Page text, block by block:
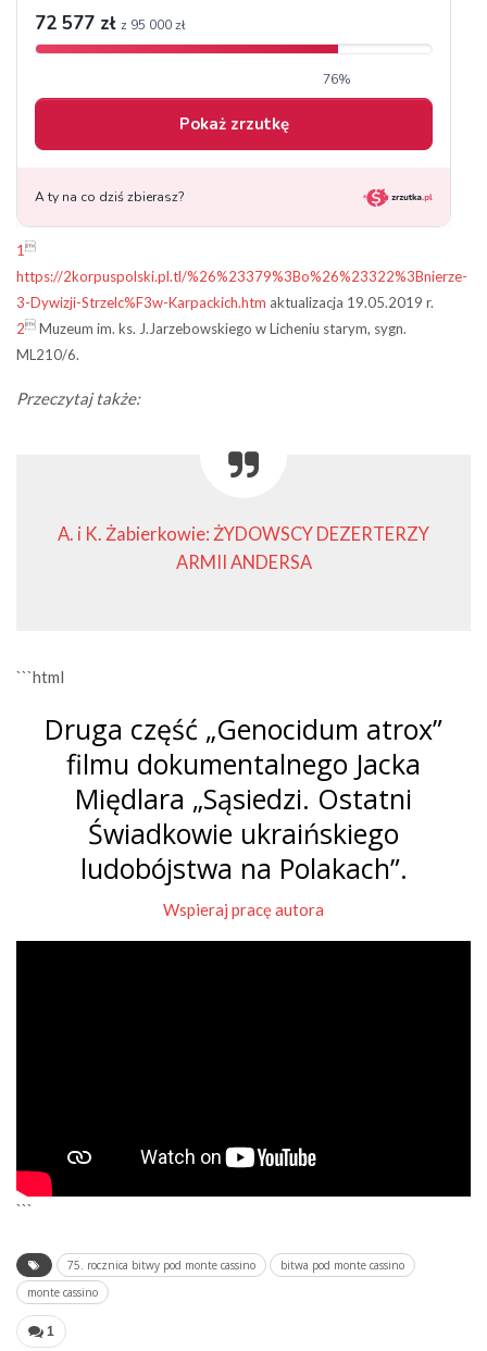
1 
https://2korpuspolski.pl.tl/%26%23379%3Bo%26%23322%3Bnierze-
3-Dywizji-Strzelc%F3w-Karpackich.htm aktualizacja 19.05.2019 r.
2 Muzeum im. ks. J.Jarzebowskiego w Licheniu starym, sygn.
ML210/6.
Przeczytaj także:
A. i K. Żabierkowie: ŻYDOWSCY DEZERTERZY
ARMII ANDERSA
```html
Druga część „Genocidum atrox”
filmu dokumentalnego Jacka
Międlara „Sąsiedzi. Ostatni
Świadkowie ukraińskiego
ludobójstwa na Polakach”.
Wspieraj pracę autora
```
75. rocznica bitwy pod monte cassino
bitwa pod monte cassino
monte cassino
1